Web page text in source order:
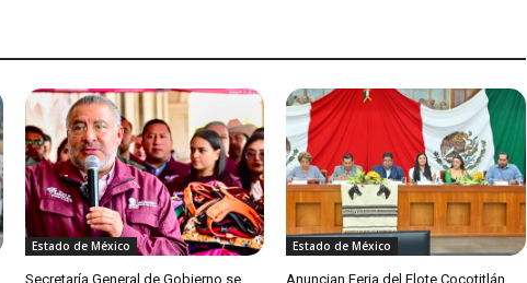
Estado de México
Secretaría General de Gobierno se
Estado de México
Anuncian Feria del Elote Cocotitlán